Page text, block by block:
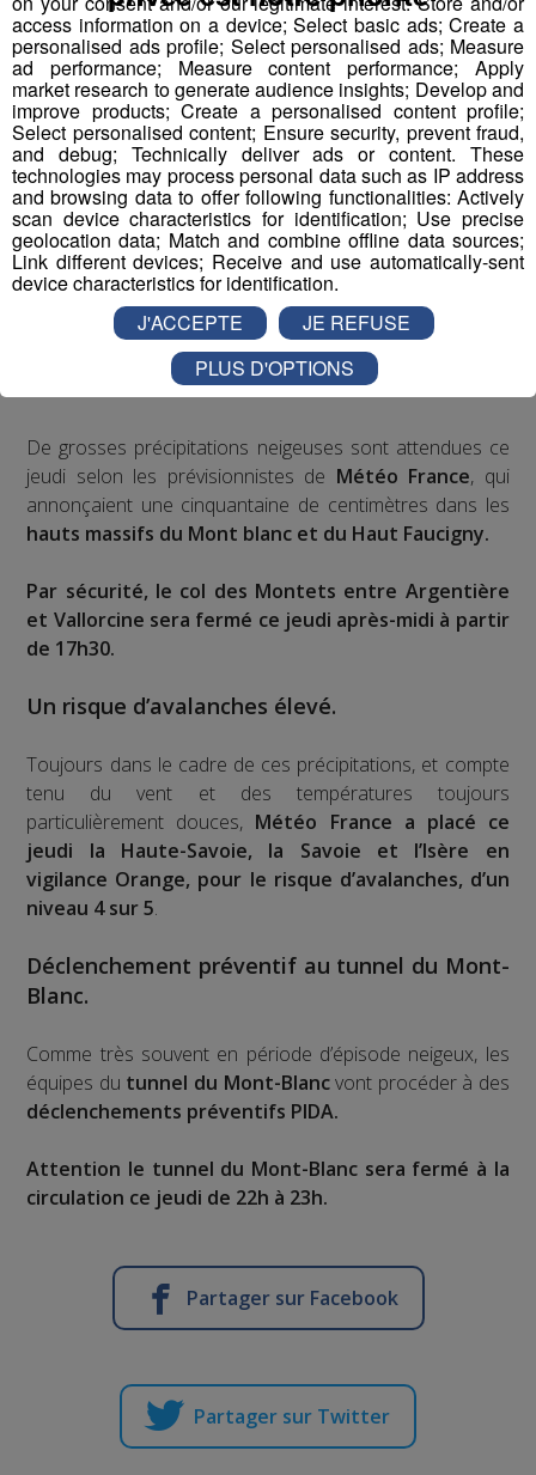
Radio Mont Blanc Actus
Les flocons sont de retour !
De grosses précipitations neigeuses sont attendues ce
jeudi selon les prévisionnistes de Météo France, qui
annonçaient une cinquantaine de centimètres dans les
hauts massifs du Mont blanc et du Haut Faucigny.
Par sécurité, le col des Montets entre Argentière
et Vallorcine sera fermé ce jeudi après-midi à partir
de 17h30.
Un risque d’avalanches élevé.
Toujours dans le cadre de ces précipitations, et compte
tenu du vent et des températures toujours
particulièrement douces, Météo France a placé ce
jeudi la Haute-Savoie, la Savoie et l’Isère en
vigilance Orange, pour le risque d’avalanches, d’un
niveau 4 sur 5.
Déclenchement préventif au tunnel du Mont-
Blanc.
Comme très souvent en période d’épisode neigeux, les
équipes du tunnel du Mont-Blancvont procéder à des
déclenchements préventifs PIDA.
Attention le tunnel du Mont-Blanc sera fermé à la
circulation ce jeudi de 22h à 23h.
Partager sur Facebook
Partager sur Twitter
access information on a device; Select basic ads; Create a
personalised ads profile; Select personalised ads; Measure
ad performance; Measure content performance; Apply
market research to generate audience insights; Develop and
improve products; Create a personalised content profile;
Select personalised content; Ensure security, prevent fraud,
and debug; Technically deliver ads or content. These
technologies may process personal data such as IP address
and browsing data to offer following functionalities: Actively
scan device characteristics for identification; Use precise
geolocation data; Match and combine offline data sources;
Link different devices; Receive and use automatically-sent
device characteristics for identification.
J'ACCEPTE
JE REFUSE
PLUS D'OPTIONS